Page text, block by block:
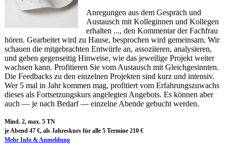
Anregungen aus dem Gespräch und
Austausch mit Kolleginnen und Kollegen
erhalten ..., den Kommentar der Fachfrau
hören. Gearbeitet wird zu Hause, besprochen wird gemeinsam. Wir
schauen die mitgebrachten Entwürfe an, assoziieren, analysieren,
und geben gegenseitig Hinweise, wie das jeweilige Projekt weiter
wachsen kann. Profitieren Sie vom Austausch mit Gleichgesinnten.
Die Feedbacks zu den einzelnen Projekten sind kurz und intensiv.
Wer 5 mal in Jahr kommen mag, profitiert vom Erfahrungszuwachs
dieses als Fortsetzungskurs angelegten Angebots. Es können aber
auch — je nach Bedarf — einzelne Abende gebucht werden.
Mind. 2, max. 5 TN
je Abend 47 €, als Jahreskurs für alle 5 Termine 210 €
Mehr Info & Anmeldung